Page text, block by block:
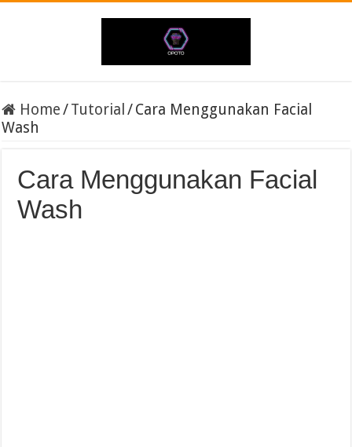
Home/Tutorial /Cara Menggunakan Facial
Wash
Cara Menggunakan Facial
Wash